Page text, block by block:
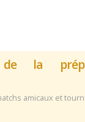
de la
amicaux et